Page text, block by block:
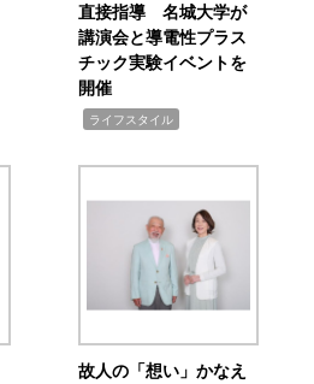
直接指導 名城大学が
講演会と導電性プラス
チック実験イベントを
開催
ライフスタイル
故人の「想い」かなえ